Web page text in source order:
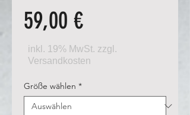
59,00 €Preis
Größe wählen *